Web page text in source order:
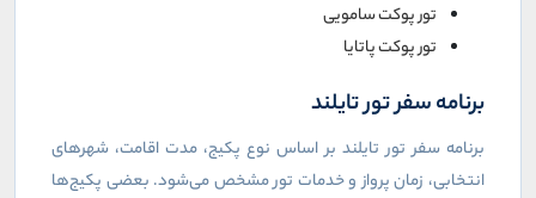
تور پوکت‌ سامویی
تور پوکت پاتایا
برنامه سفر تور تایلند
برنامه سفر تور تایلند بر اساس نوع پکیج، مدت اقامت، شهرهای
انتخابی، زمان پرواز و خدمات تور مشخص می‌شود. بعضی پکیج‌ها